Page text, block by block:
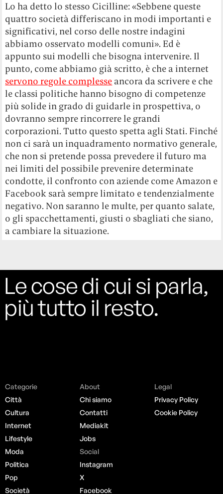
Lo ha detto lo stesso Cicilline: «Sebbene queste
quattro società differiscano in modi importanti e
significativi, nel corso delle nostre indagini
abbiamo osservato modelli comuni». Ed è
appunto sui modelli che bisogna intervenire. Il
punto, come abbiamo già scritto, è che a internet
servono regole complesse ancora da scrivere e che
le classi politiche hanno bisogno di competenze
più solide in grado di guidarle in prospettiva, o
dovranno sempre rincorrere le grandi
corporazioni. Tutto questo spetta agli Stati. Finché
non ci sarà un inquadramento normativo generale,
che non si pretende possa prevedere il futuro ma
nei limiti del possibile prevenire determinate
condotte, il confronto con aziende come Amazon e
Facebook sarà sempre limitato e tendenzialmente
negativo. Non saranno le multe, per quanto salate,
o gli spacchettamenti, giusti o sbagliati che siano,
a cambiare la situazione.
Le cose di cui si parla,
più tutto il resto.
Categorie
Città
Cultura
Internet
Lifestyle
Moda
Politica
Pop
Società
About
Chi siamo
Contatti
Mediakit
Jobs
Social
Instagram
X
Facebook
Legal
Privacy Policy
Cookie Policy